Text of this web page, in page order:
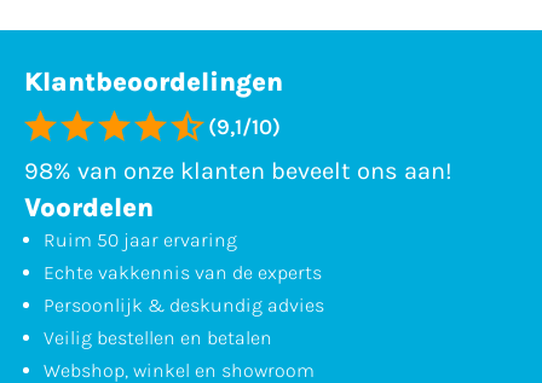
Klantbeoordelingen
(9,1/10)
98% van onze klanten beveelt ons aan!
Voordelen
Ruim 50 jaar ervaring
Echte vakkennis van de experts
Persoonlijk & deskundig advies
Veilig bestellen en betalen
Webshop, winkel en showroom